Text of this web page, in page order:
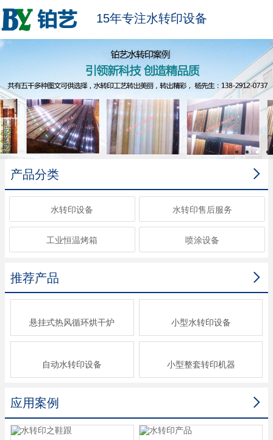
15年专注水转印设备

产品分类
水转印设备 水转印售后服务
工业恒温烤箱 喷涂设备

推荐产品
悬挂式热风循环烘干炉 小型水转印设备
自动水转印设备 小型整套转印机器

应用案例